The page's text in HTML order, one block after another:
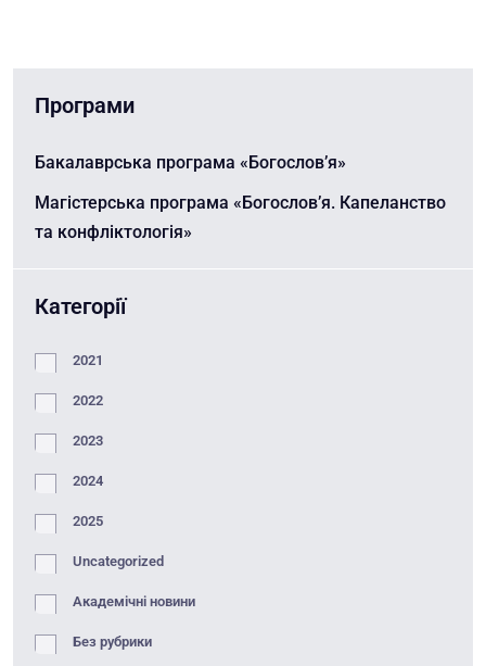
Програми
Бакалаврська програма «Богослов’я»
Магістерська програма «Богослов’я. Капеланство
та конфліктологія»
Категорії
2021
2022
2023
2024
2025
Uncategorized
Академічні новини
Без рубрики